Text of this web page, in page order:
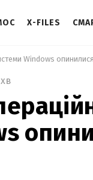
X-FILES
Windows